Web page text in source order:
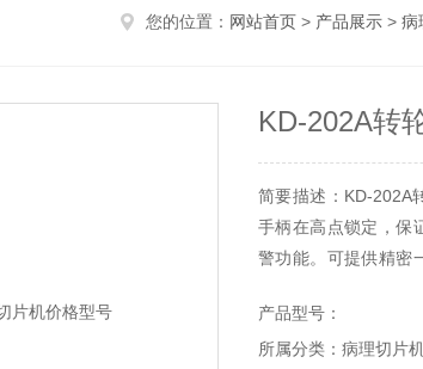
您的位置： 网站首页 > 产品展示 > 病
KD-202A转
简要描述：KD-202A
手柄在高点锁定，保
警功能。可提供精密
产品型号：
所属分类：病理切片